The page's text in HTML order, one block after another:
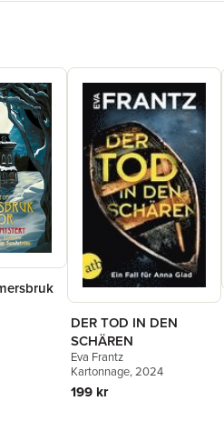
DER TOD IN DEN
SCHÄREN
Eva Frantz
Kartonnage, 2024
199 kr